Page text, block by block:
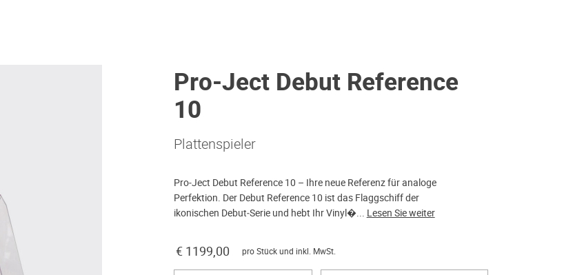
Pro-Ject Debut Reference
10
Plattenspieler
Pro‑Ject Debut Reference 10 – Ihre neue Referenz für analoge
Perfektion. Der Debut Reference 10 ist das Flaggschiff der
ikonischen Debut‑Serie und hebt Ihr Vinyl�... Lesen Sie weiter
€ 1199,00 pro Stück und inkl. MwSt.